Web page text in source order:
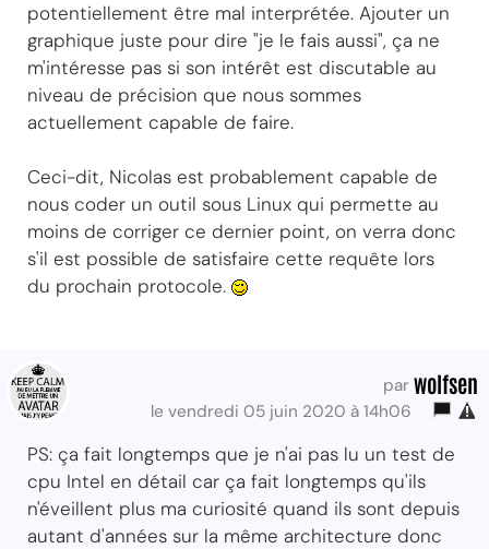
potentiellement être mal interprétée. Ajouter un
graphique juste pour dire "je le fais aussi", ça ne
m'intéresse pas si son intérêt est discutable au
niveau de précision que nous sommes
actuellement capable de faire.
Ceci-dit, Nicolas est probablement capable de
nous coder un outil sous Linux qui permette au
moins de corriger ce dernier point, on verra donc
s'il est possible de satisfaire cette requête lors
du prochain protocole.
par wolfsen
le vendredi 05 juin 2020 à 14h06
PS: ça fait longtemps que je n'ai pas lu un test de
cpu Intel en détail car ça fait longtemps qu'ils
n'éveillent plus ma curiosité quand ils sont depuis
autant d'années sur la même architecture donc